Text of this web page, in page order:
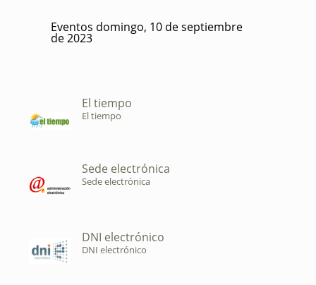
Eventos domingo, 10 de septiembre
de 2023
El tiempo
El tiempo
Sede electrónica
Sede electrónica
DNI electrónico
DNI electrónico